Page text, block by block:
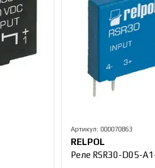
Артикул: 000070863
RELPOL
Реле RSR30-D05-